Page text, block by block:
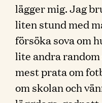
lägger mig. Jag
liten stund med
försöka sova om
lite andra
mest prata om
om skolan och